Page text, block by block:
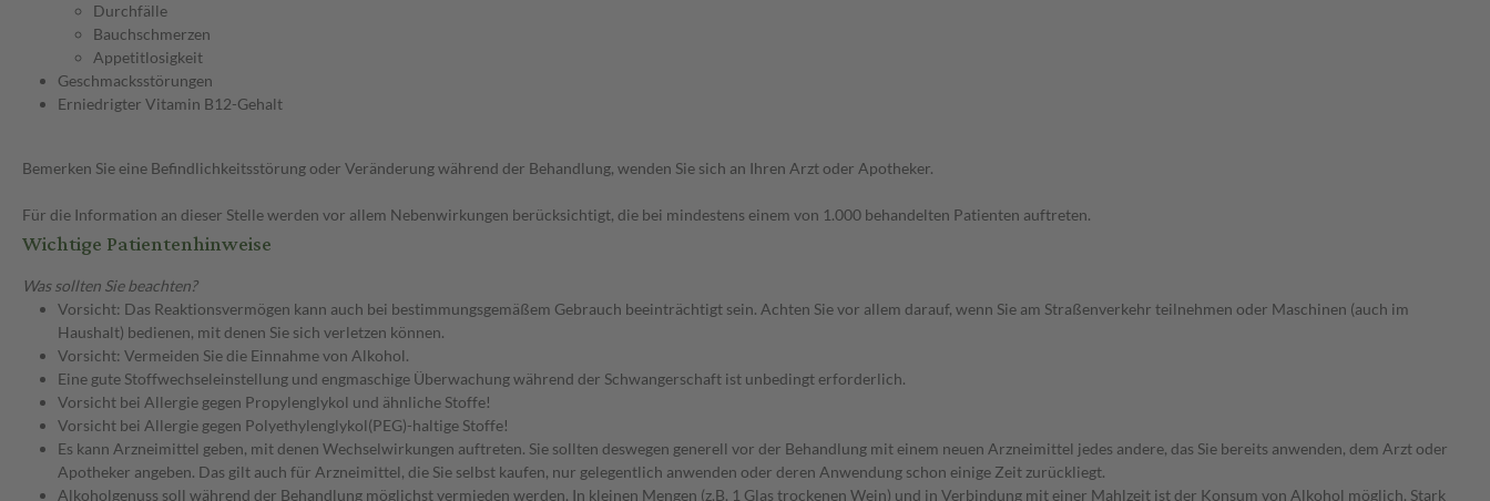
Durchfälle
Bauchschmerzen
Appetitlosigkeit
Geschmacksstörungen
Erniedrigter Vitamin B12-Gehalt
Bemerken Sie eine Befindlichkeitsstörung oder Veränderung während der Behandlung, wenden Sie sich an Ihren Arzt oder Apotheker.
Für die Information an dieser Stelle werden vor allem Nebenwirkungen berücksichtigt, die bei mindestens einem von 1.000 behandelten Patienten auftreten.
Wichtige Patientenhinweise
Was sollten Sie beachten?
Vorsicht: Das Reaktionsvermögen kann auch bei bestimmungsgemäßem Gebrauch beeinträchtigt sein. Achten Sie vor allem darauf, wenn Sie am Straßenverkehr teilnehmen oder Maschinen (auch im
Haushalt) bedienen, mit denen Sie sich verletzen können.
Vorsicht: Vermeiden Sie die Einnahme von Alkohol.
Eine gute Stoffwechseleinstellung und engmaschige Überwachung während der Schwangerschaft ist unbedingt erforderlich.
Vorsicht bei Allergie gegen Propylenglykol und ähnliche Stoffe!
Vorsicht bei Allergie gegen Polyethylenglykol(PEG)-haltige Stoffe!
Es kann Arzneimittel geben, mit denen Wechselwirkungen auftreten. Sie sollten deswegen generell vor der Behandlung mit einem neuen Arzneimittel jedes andere, das Sie bereits anwenden, dem Arzt oder
Apotheker angeben. Das gilt auch für Arzneimittel, die Sie selbst kaufen, nur gelegentlich anwenden oder deren Anwendung schon einige Zeit zurückliegt.
Alkoholgenuss soll während der Behandlung möglichst vermieden werden. In kleinen Mengen (z.B. 1 Glas trockenen Wein) und in Verbindung mit einer Mahlzeit ist der Konsum von Alkohol möglich. Stark